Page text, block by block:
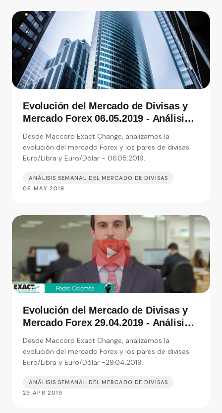
Evolución del Mercado de Divisas y
Mercado Forex 06.05.2019 - Análisis
de moneda
Desde Maccorp Exact Change, analizamos la
evolución del mercado Forex y los pares de divisas
Euro/Libra y Euro/Dólar - 06.05.2019.
ANÁLISIS SEMANAL DEL MERCADO DE DIVISAS
06 MAY 2019
Evolución del Mercado de Divisas y
Mercado Forex 29.04.2019 - Análisis
de Exact Change, expertos en cambio
de moneda
Desde Maccorp Exact Change, analizamos la
evolución del mercado Forex y los pares de divisas
Euro/Libra y Euro/Dólar -29.04.2019.
ANÁLISIS SEMANAL DEL MERCADO DE DIVISAS
29 APR 2019